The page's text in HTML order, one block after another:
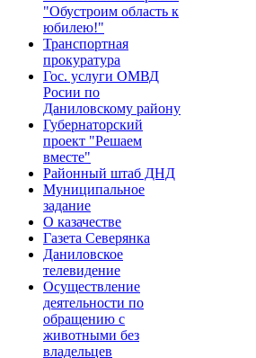
"Обустроим область к
юбилею!"
Транспортная
прокуратура
Гос. услуги ОМВД
Росии по
Даниловскому району
Губернаторский
проект "Решаем
вместе"
Районный штаб ДНД
Муниципальное
задание
О казачестве
Газета Северянка
Даниловское
телевидение
Осуществление
деятельности по
обращению с
животными без
владельцев